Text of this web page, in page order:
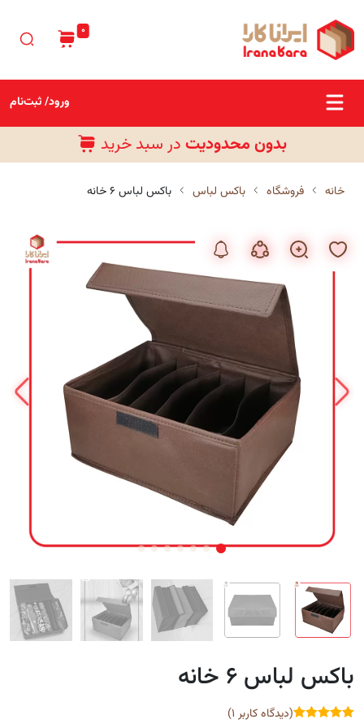
0
ورود/ ثبت‌نام
بدون محدودیتدر سبد خرید
خانه فروشگاه باکس لباس باکس لباس ۶ خانه
باکس لباس ۶ خانه
sssss
SSSSS(دیدگاه کاربر 1
)